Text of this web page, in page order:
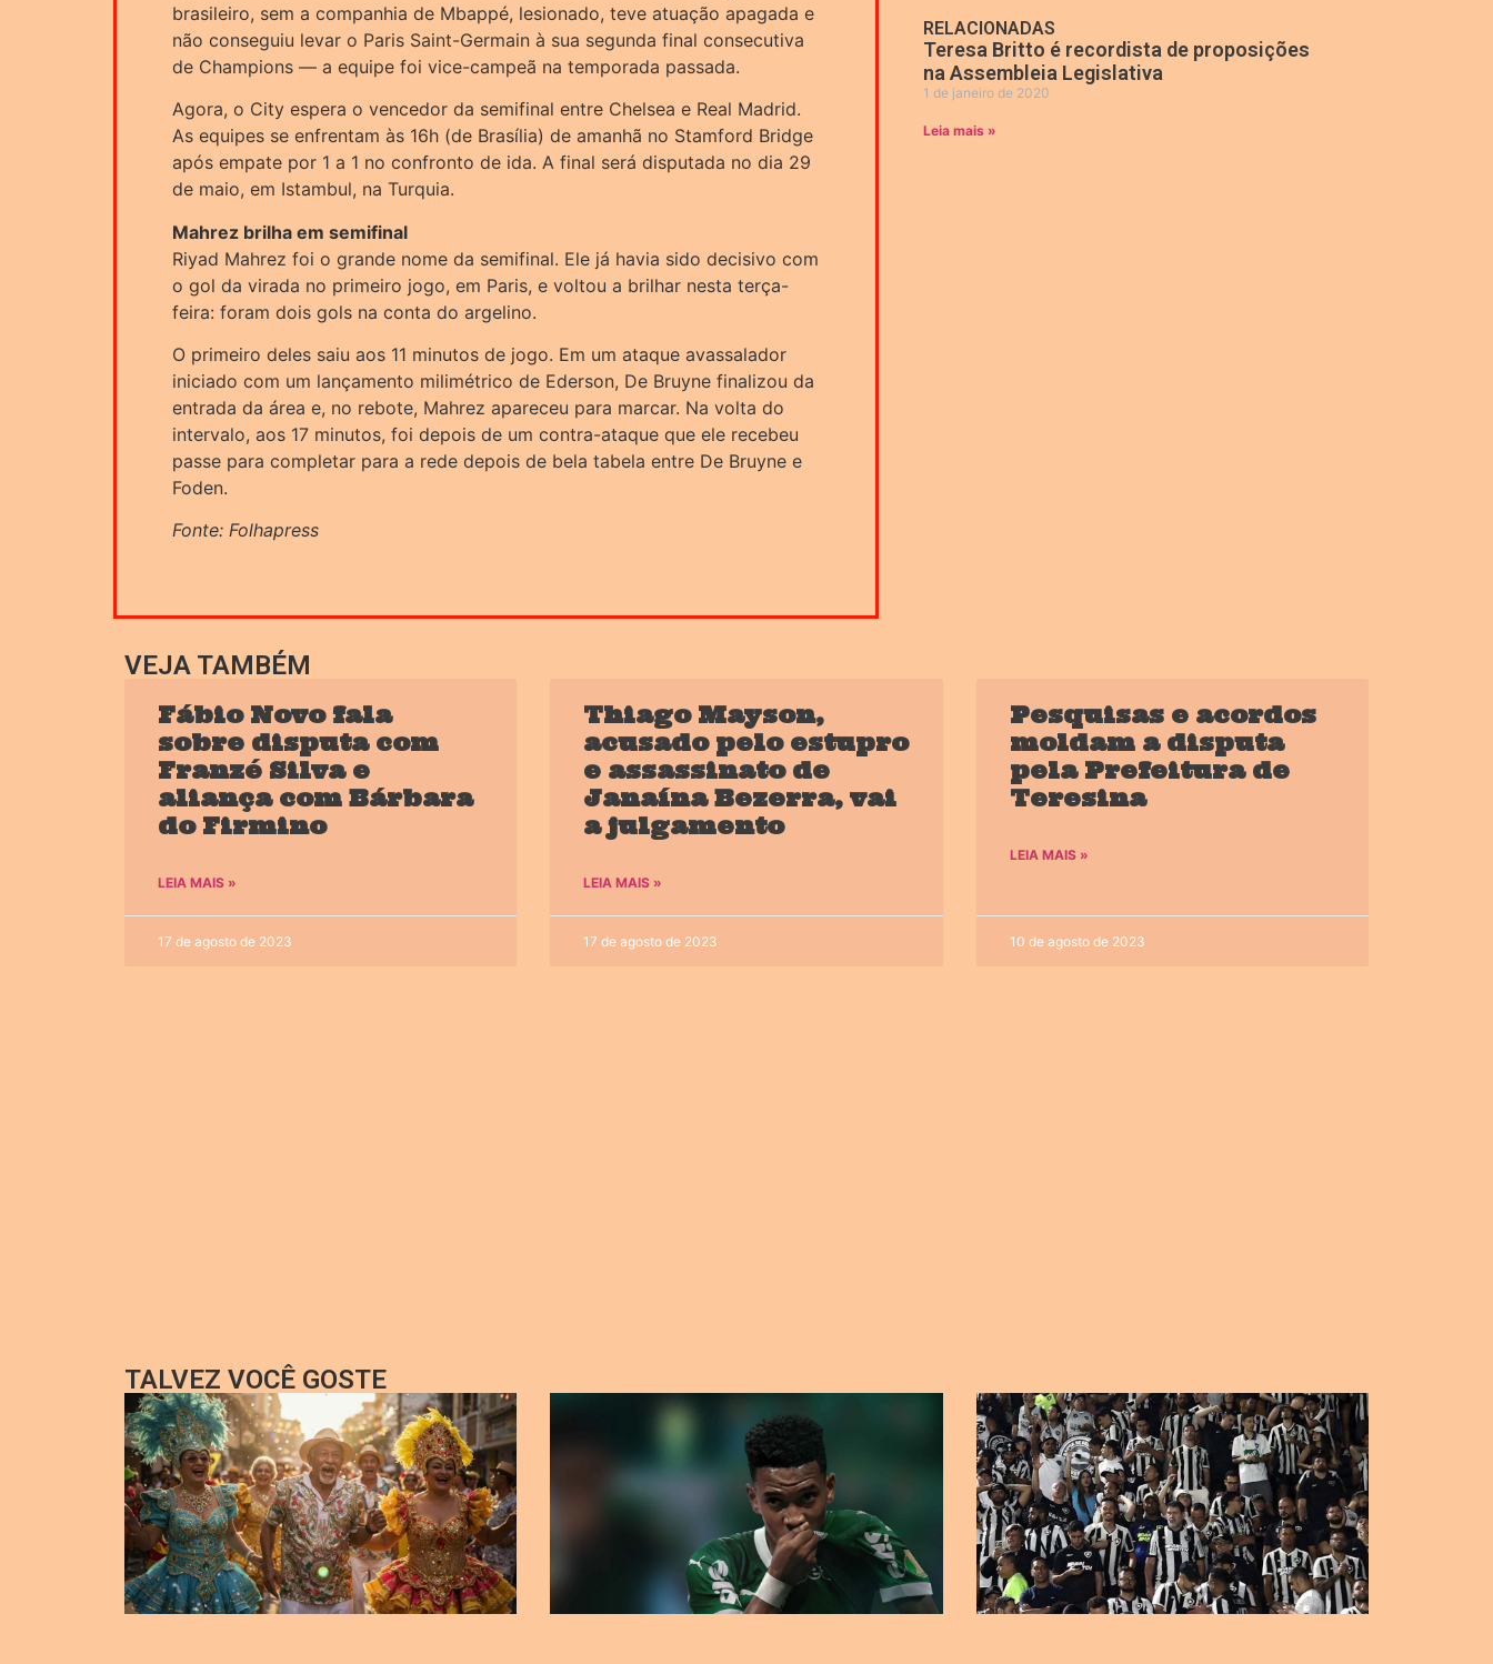
brasileiro, sem a companhia de Mbappé, lesionado, teve atuação apagada e
não conseguiu levar o Paris Saint-Germain à sua segunda final consecutiva
de Champions — a equipe foi vice-campeã na temporada passada.
Agora, o City espera o vencedor da semifinal entre Chelsea e Real Madrid.
As equipes se enfrentam às 16h (de Brasília) de amanhã no Stamford Bridge
após empate por 1 a 1 no confronto de ida. A final será disputada no dia 29
de maio, em Istambul, na Turquia.
Mahrez brilha em semifinal
Riyad Mahrez foi o grande nome da semifinal. Ele já havia sido decisivo com
o gol da virada no primeiro jogo, em Paris, e voltou a brilhar nesta terça-
feira: foram dois gols na conta do argelino.
O primeiro deles saiu aos 11 minutos de jogo. Em um ataque avassalador
iniciado com um lançamento milimétrico de Ederson, De Bruyne finalizou da
entrada da área e, no rebote, Mahrez apareceu para marcar. Na volta do
intervalo, aos 17 minutos, foi depois de um contra-ataque que ele recebeu
passe para completar para a rede depois de bela tabela entre De Bruyne e
Foden.
Fonte: Folhapress
RELACIONADAS
Teresa Britto é recordista de proposições
na Assembleia Legislativa
1 de janeiro de 2020
Leia mais »
VEJA TAMBÉM
Fábio Novo fala
sobre disputa com
Franzé Silva e
aliança com Bárbara
do Firmino
LEIA MAIS »
17 de agosto de 2023
Thiago Mayson,
acusado pelo estupro
e assassinato de
Janaína Bezerra, vai
a julgamento
LEIA MAIS »
17 de agosto de 2023
Pesquisas e acordos
moldam a disputa
pela Prefeitura de
Teresina
LEIA MAIS »
10 de agosto de 2023
TALVEZ VOCÊ GOSTE